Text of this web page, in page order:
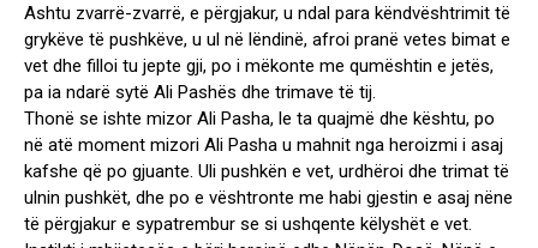
Ashtu zvarrë-zvarrë, e përgjakur, u ndal para këndvështrimit të
grykëve të pushkëve, u ul në lëndinë, afroi pranë vetes bimat e
vet dhe filloi tu jepte gji, po i mëkonte me qumështin e jetës,
pa ia ndarë sytë Ali Pashës dhe trimave të tij.
Thonë se ishte mizor Ali Pasha, le ta quajmë dhe kështu, po
në atë moment mizori Ali Pasha u mahnit nga heroizmi i asaj
kafshe që po gjuante. Uli pushkën e vet, urdhëroi dhe trimat të
ulnin pushkët, dhe po e vështronte me habi gjestin e asaj nëne
të përgjakur e sypatrembur se si ushqente këlyshët e vet.